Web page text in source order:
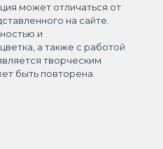
может отличаться от
на сайте.
и
а также с работой
творческим
быть повторена